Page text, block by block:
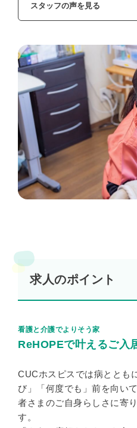
スタッフの声を見る
求人のポイント
看護と介護でよりそう家
ReHOPEで叶えるご入
CUCホスピスでは病ととも
び」「何度でも」前を向い
者さまのご自身らしさに寄
す。